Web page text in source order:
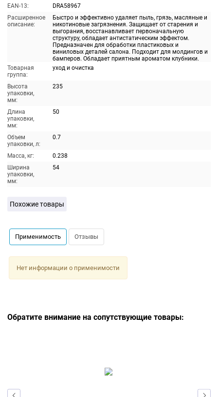
EAN-13:
DRA58967
Расширенное
описание:
Быстро и эффективно удаляет пыль, грязь, масляные и
никотиновые загрязнения. Защищает от старения и
выгорания, восстанавливает первоначальную
структуру, обладает антистатическим эффектом.
Предназначен для обработки пластиковых и
виниловых деталей салона. Подходит для молдингов и
бамперов. Обладает приятным ароматом клубники.
Товарная
группа:
уход и очистка
Высота
упаковки,
мм:
235
Длина
упаковки,
мм:
50
Объем
упаковки, л:
0.7
Масса, кг:
0.238
Ширина
упаковки,
мм:
54
Похожие товары
Применимость Отзывы
Нет информации о применимости
Обратите внимание на сопутствующие товары: